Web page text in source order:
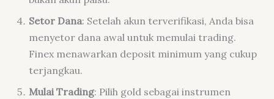
Setor Dana: Setelah akun terverifikasi, Anda bisa
menyetor dana awal untuk memulai trading.
Finex menawarkan deposit minimum yang cukup
terjangkau.
Mulai Trading: Pilih gold sebagai instrumen